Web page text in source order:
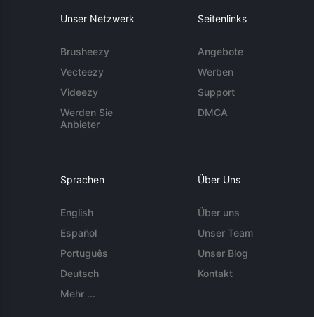
Unser Netzwerk
Brusheezy
Vecteezy
Videezy
Werden Sie
Anbieter
Seitenlinks
Angebote
Werben
Support
DMCA
Sprachen
English
Español
Português
Deutsch
Mehr ...
Über Uns
Über uns
Unser Team
Unser Blog
Kontakt